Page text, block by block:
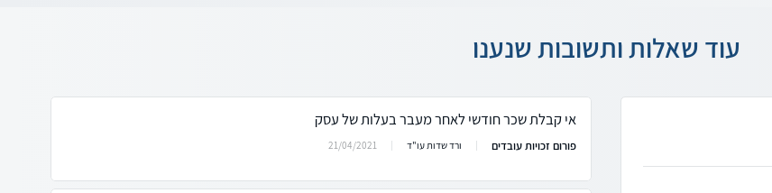
עוד שאלות ותשובות שנענו
אי קבלת שכר חודשי לאחר מעבר בעלות של עסק
פורום זכויות עובדים ורד שדות עו"ד 21/04/2021